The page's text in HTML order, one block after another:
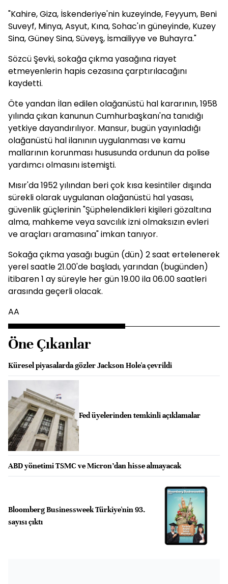
"Kahire, Giza, İskenderiye'nin kuzeyinde, Feyyum, Beni
Suveyf, Minya, Asyut, Kına, Sohac'ın güneyinde, Kuzey
Sina, Güney Sina, Süveyş, İsmailiyye ve Buhayra."
Sözcü Şevki, sokağa çıkma yasağına riayet
etmeyenlerin hapis cezasına çarptırılacağını
kaydetti.
Öte yandan İlan edilen olağanüstü hal kararının, 1958
yılında çıkan kanunun Cumhurbaşkanı'na tanıdığı
yetkiye dayandırılıyor. Mansur, bugün yayınladığı
olağanüstü hal ilanının uygulanması ve kamu
mallarının korunması hususunda ordunun da polise
yardımcı olmasını istemişti.
Mısır'da 1952 yılından beri çok kısa kesintiler dışında
sürekli olarak uygulanan olağanüstü hal yasası,
güvenlik güçlerinin "Şüphelendikleri kişileri gözaltına
alma, mahkeme veya savcılık izni olmaksızın evleri
ve araçları aramasına" imkan tanıyor.
Sokağa çıkma yasağı bugün (dün) 2 saat ertelenerek
yerel saatle 21.00'de başladı, yarından (bugünden)
itibaren 1 ay süreyle her gün 19.00 ila 06.00 saatleri
arasında geçerli olacak.
AA
Öne Çıkanlar
Küresel piyasalarda gözler Jackson Hole'a çevrildi
Fed üyelerinden temkinli açıklamalar
ABD yönetimi TSMC ve Micron’dan hisse almayacak
Bloomberg Businessweek Türkiye'nin 93.
sayısı çıktı